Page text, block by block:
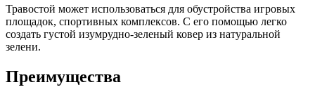
Травостой может использоваться для обустройства игровых
площадок, спортивных комплексов. С его помощью легко
создать густой изумрудно-зеленый ковер из натуральной
зелени.
Преимущества